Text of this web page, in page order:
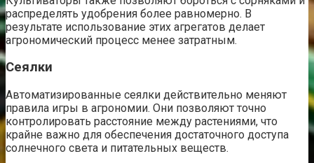
распределять удобрения более равномерно. В
результате использование этих агрегатов делает
агрономический процесс менее затратным.
Сеялки
Автоматизированные сеялки действительно меняют
правила игры в агрономии. Они позволяют точно
контролировать расстояние между растениями, что
крайне важно для обеспечения достаточного доступа
солнечного света и питательных веществ.